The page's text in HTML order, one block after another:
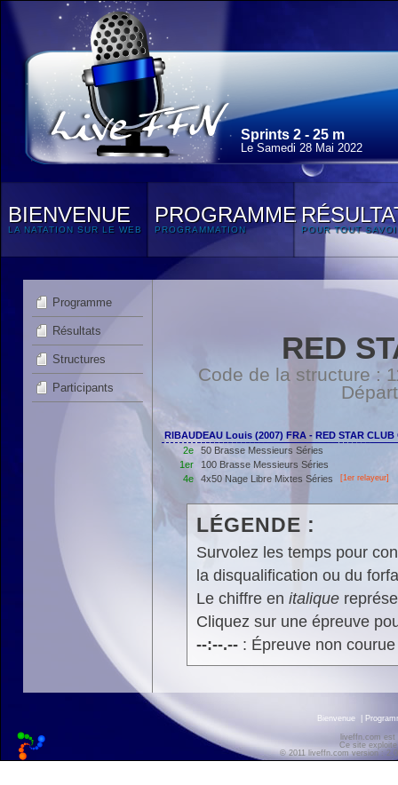
Sprints 2 - 25 m
Le Samedi 28 Mai 2022
BIENVENUE
LA NATATION SUR LE WEB
PROGRAMME
PROGRAMMATION POUR TOUT
Programme
Résultats
Structures
Participants
RED
Code de la structure :
RIBAUDEAU Louis (2007) FRA - RED STAR CLUB
2e
50 Brasse Messieurs Séries
1er
100 Brasse Messieurs Séries
4e
4x50 Nage Libre Mixtes Séries [1er relayeur]
LÉGENDE :
Survolez les temps pour
la disqualification ou du
Le chiffre en italique
Cliquez sur une épreuve
--:--.--: Épreuve non
Bienvenue
liveffn.com est
Ce site
© 2011 liveffn.com version :